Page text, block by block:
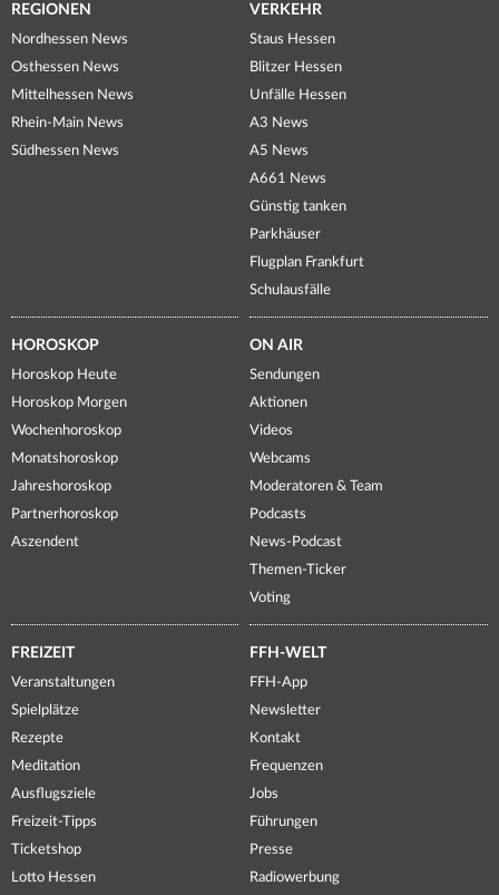
REGIONEN
Nordhessen News
Osthessen News
Mittelhessen News
Rhein-Main News
Südhessen News
VERKEHR
Staus Hessen
Blitzer Hessen
Unfälle Hessen
A3 News
A5 News
A661 News
Günstig tanken
Parkhäuser
Flugplan Frankfurt
Schulausfälle
HOROSKOP
Horoskop Heute
Horoskop Morgen
Wochenhoroskop
Monatshoroskop
Jahreshoroskop
Partnerhoroskop
Aszendent
ON AIR
Sendungen
Aktionen
Videos
Webcams
Moderatoren & Team
Podcasts
News-Podcast
Themen-Ticker
Voting
FREIZEIT
Veranstaltungen
Spielplätze
Rezepte
Meditation
Ausflugsziele
Freizeit-Tipps
Ticketshop
Lotto Hessen
FFH-WELT
FFH-App
Newsletter
Kontakt
Frequenzen
Jobs
Führungen
Presse
Radiowerbung